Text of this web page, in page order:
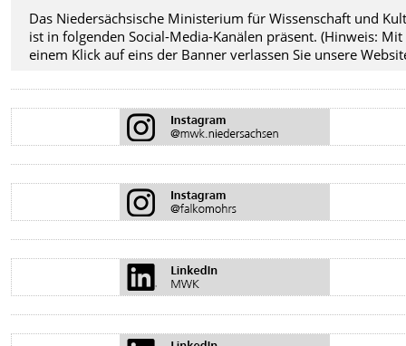
Das Niedersächsische Ministerium für Wissenschaft und
ist in folgenden Social-Media-Kanälen präsent. (Hinweis: Mit
einem Klick auf eins der Banner verlassen Sie unsere